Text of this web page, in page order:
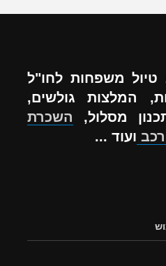
משפחות לחו"ל
המלצות גולשים,
מסלול, השכרת
ועוד ...